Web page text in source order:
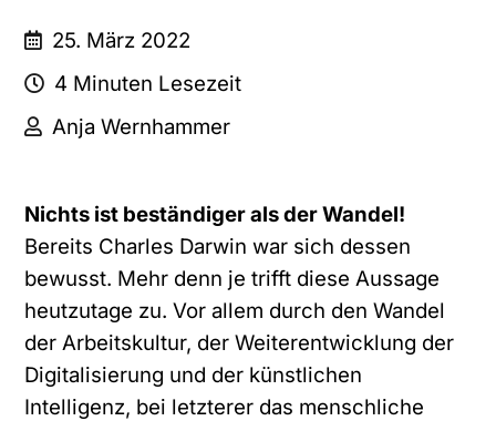
25. März 2022
4 Minuten Lesezeit
Anja Wernhammer
Nichts ist beständiger als der Wandel!
Bereits Charles Darwin war sich dessen
bewusst. Mehr denn je trifft diese Aussage
heutzutage zu. Vor allem durch den Wandel
der Arbeitskultur, der Weiterentwicklung der
Digitalisierung und der künstlichen
Intelligenz, bei letzterer das menschliche